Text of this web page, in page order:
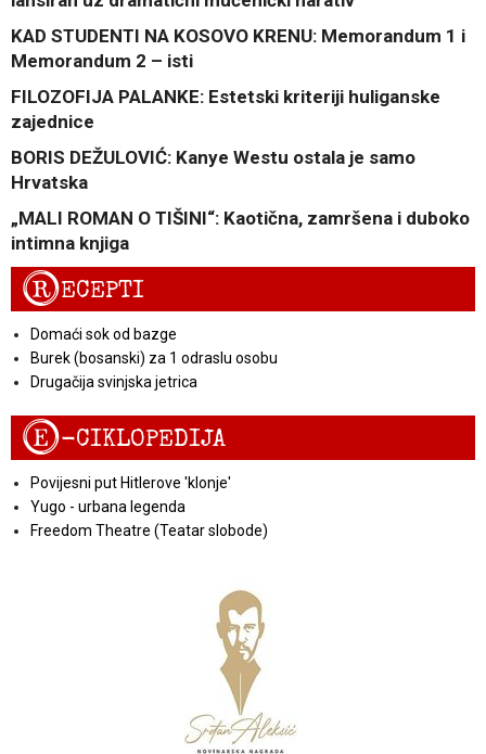
KAD STUDENTI NA KOSOVO KRENU: Memorandum 1 i
Memorandum 2 – isti
FILOZOFIJA PALANKE: Estetski kriteriji huliganske
zajednice
BORIS DEŽULOVIĆ: Kanye Westu ostala je samo
Hrvatska
„MALI ROMAN O TIŠINI“: Kaotična, zamršena i duboko
intimna knjiga
RECEPTI
Domaći sok od bazge
Burek (bosanski) za 1 odraslu osobu
Drugačija svinjska jetrica
E-CIKLOPEDIJA
Povijesni put Hitlerove 'klonje'
Yugo - urbana legenda
Freedom Theatre (Teatar slobode)